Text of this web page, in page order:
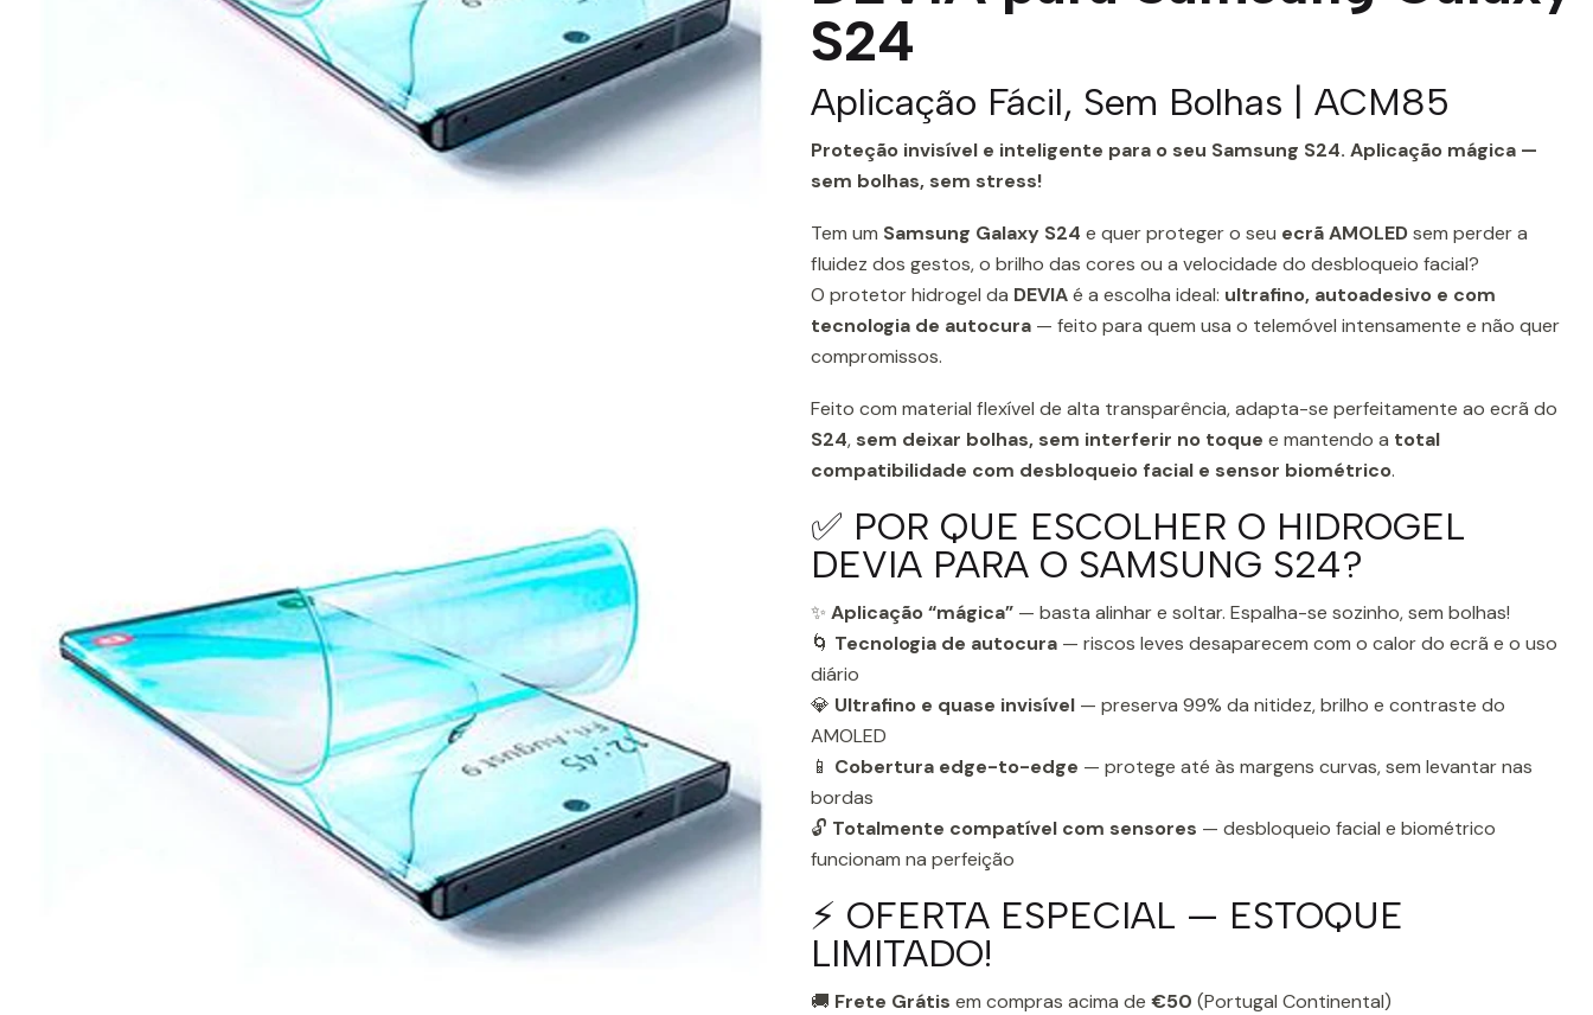
S24
Aplicação Fácil, Sem Bolhas | ACM85
Proteção invisível e inteligente para o seu Samsung S24. Aplicação mágica —
sem bolhas, sem stress!
Tem um Samsung Galaxy S24 e quer proteger o seu ecrã AMOLEDsem perder a
fluidez dos gestos, o brilho das cores ou a velocidade do desbloqueio facial?
O protetor hidrogel da DEVIAé a escolha ideal: ultrafino, autoadesivo e com
tecnologia de autocura — feito para quem usa o telemóvel intensamente e não quer
compromissos.
Feito com material flexível de alta transparência, adapta-se perfeitamente ao ecrã do
S24, sem deixar bolhas, sem interferir no toque e mantendo a total
compatibilidade com desbloqueio facial e sensor biométrico.
✅ POR QUE ESCOLHER O HIDROGEL
DEVIA PARA O SAMSUNG S24?
✨ Aplicação “mágica” — basta alinhar e soltar. Espalha-se sozinho, sem bolhas!
🌀 Tecnologia de autocura — riscos leves desaparecem com o calor do ecrã e o uso
diário
💎 Ultrafino e quase invisível — preserva 99% da nitidez, brilho e contraste do
AMOLED
📱 Cobertura edge-to-edge — protege até às margens curvas, sem levantar nas
bordas
🔓 Totalmente compatível com sensores — desbloqueio facial e biométrico
funcionam na perfeição
⚡ OFERTA ESPECIAL — ESTOQUE
LIMITADO!
🚚 Frete Grátis em compras acima de €50 (Portugal Continental)